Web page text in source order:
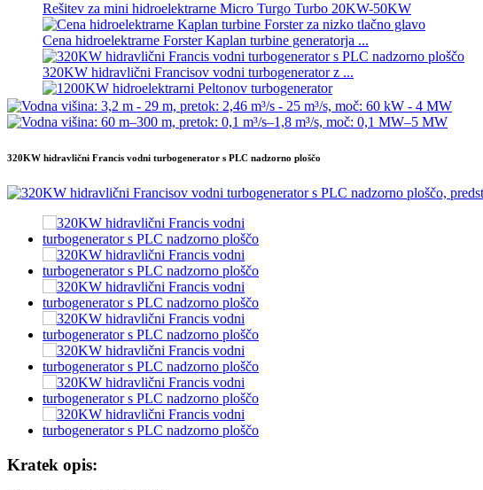
Rešitev za mini hidroelektrarne Micro Turgo Turbo 20KW-50KW
Cena hidroelektrarne Forster Kaplan turbine generatorja ...
320KW hidravlični Francisov vodni turbogenerator z ...
1200KW hidroelektrarni Peltonov turbogenerator
Nizki stroški gradnje, visoka učinkovitost, nizka toplota ...
20ft 250KWh 582KWh kontejnerizirana litij-ionska baterija...
Majhna mikro hidroelektrarna s fiksnim rezilom 10 kW 12 kW 15 kW 20 kW ...
Forsterjev mikro hidro turbo generator 2×40KW
Hidravlična propelerska turbina 100 kW Kaplanova turbina generator...
2200 kW hidroelektrarna Peltonov generator z vodnim kolesom
Majhna Kaplanova turbina 10KW 12KW 15KW Mikro hidroelektrarna...
Proizvajalec hidroelektrarne Hidravlična fran...
Hidroelektrarne Francis turbinski generator...
Cena hidravlične Francisove turbine 100KW 500KW 1MW 2MW ...
320KW hidravlični Francis vodni turbogenerator s PLC nadzorno ploščo
Kratek opis: